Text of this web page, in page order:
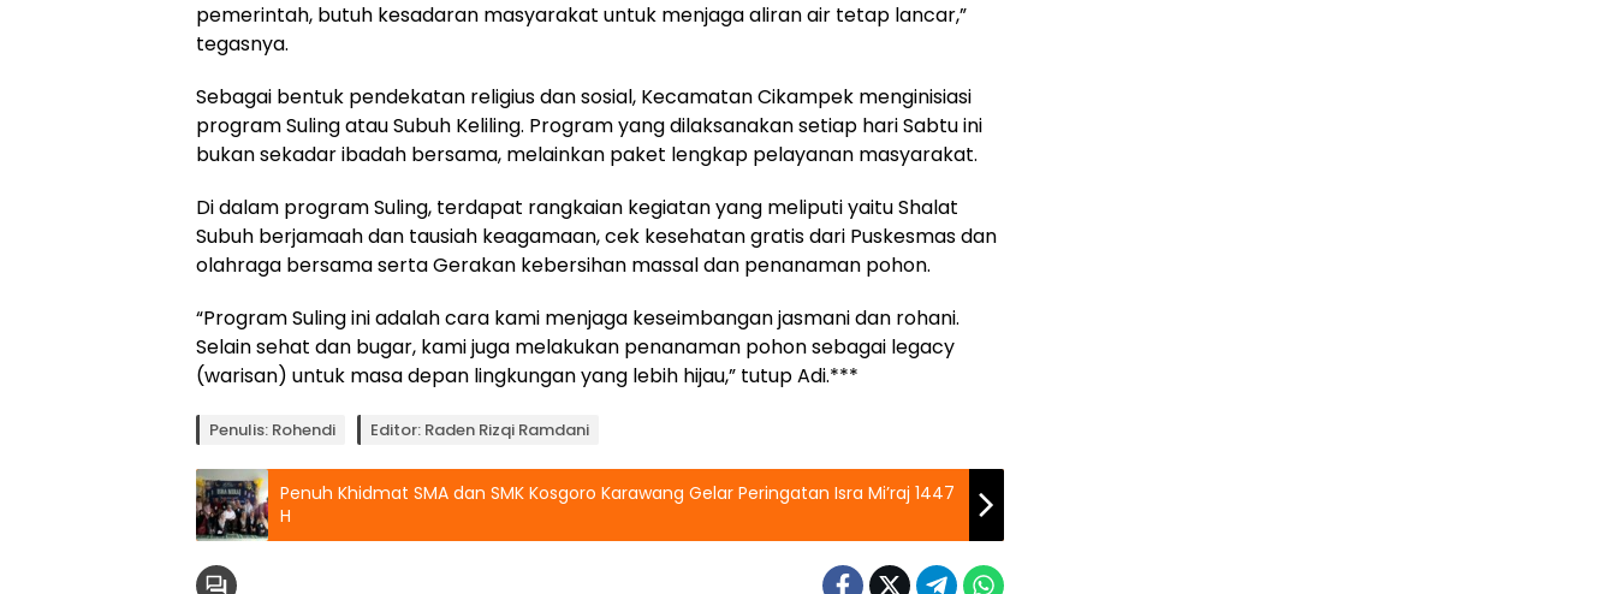
pemerintah, butuh kesadaran masyarakat untuk menjaga aliran air tetap lancar,”
tegasnya.
Sebagai bentuk pendekatan religius dan sosial, Kecamatan Cikampek menginisiasi
program Suling atau Subuh Keliling. Program yang dilaksanakan setiap hari Sabtu ini
bukan sekadar ibadah bersama, melainkan paket lengkap pelayanan masyarakat.
Di dalam program Suling, terdapat rangkaian kegiatan yang meliputi yaitu Shalat
Subuh berjamaah dan tausiah keagamaan, cek kesehatan gratis dari Puskesmas dan
olahraga bersama serta Gerakan kebersihan massal dan penanaman pohon.
“Program Suling ini adalah cara kami menjaga keseimbangan jasmani dan rohani.
Selain sehat dan bugar, kami juga melakukan penanaman pohon sebagai legacy
(warisan) untuk masa depan lingkungan yang lebih hijau,” tutup Adi.***
Penulis: Rohendi Editor: Raden Rizqi Ramdani
Penuh Khidmat SMA dan SMK Kosgoro Karawang Gelar Peringatan Isra Mi’raj 1447
H